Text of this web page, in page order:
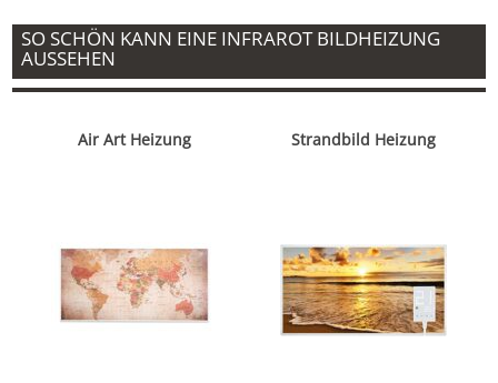
SO SCHÖN KANN EINE INFRAROT BILDHEIZUNG
AUSSEHEN
Air Art Heizung Strandbild Heizung